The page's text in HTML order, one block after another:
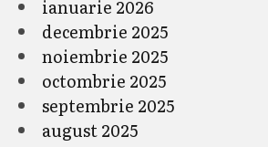
ianuarie 2026
decembrie 2025
noiembrie 2025
octombrie 2025
septembrie 2025
august 2025